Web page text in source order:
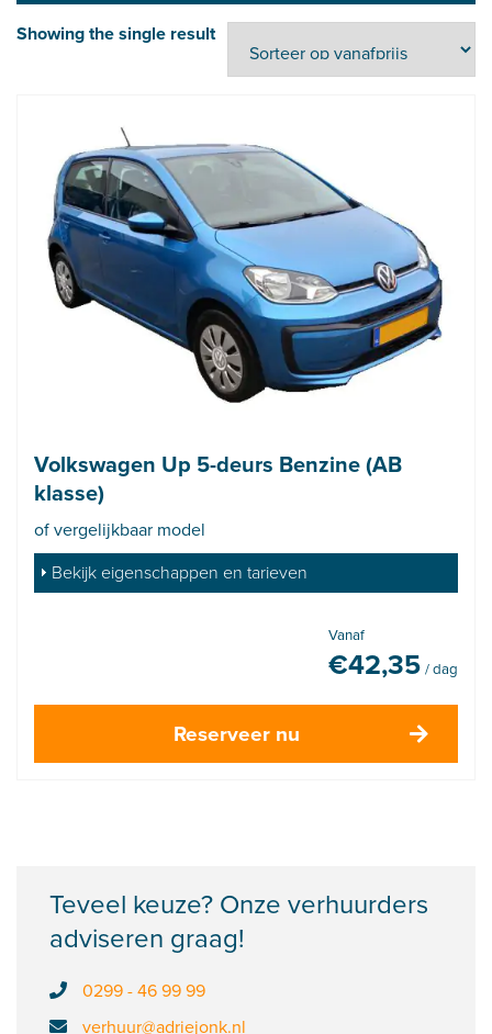
Showing the single result
Volkswagen Up 5-deurs Benzine (AB
klasse)
of vergelijkbaar model
Bekijk eigenschappen en tarieven
Vanaf
€42,35 / dag
Reserveer nu
Teveel keuze? Onze verhuurders
adviseren graag!
0299 - 46 99 99
verhuur@adriejonk.nl